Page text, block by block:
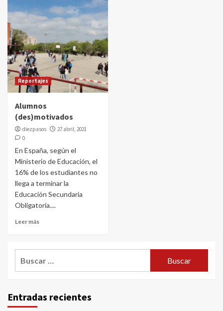
Reportajes
Alumnos
(des)motivados
diezpasos
27 abril, 2021
0
En España, según el
Ministerio de Educación, el
16% de los estudiantes no
llega a terminar la
Educación Secundaria
Obligatoria....
Leer más
Entradas recientes